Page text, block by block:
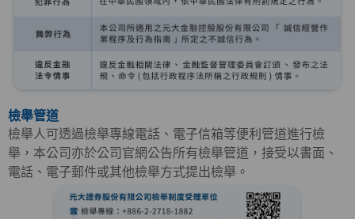
檢舉管道
檢舉人可透過檢舉專線電話、電子信箱等便利管道進行檢
舉，本公司亦於公司官網公告所有檢舉管道，接受以書面、
電話、電子郵件或其他檢舉方式提出檢舉。